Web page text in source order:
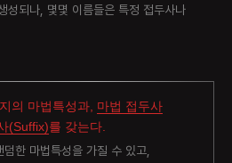
성되나, 몇몇 이름들은 특정 접두사나
의 마법특성과, 마법 접두사
(Suffix)를 갖는다.
한 마법특성을 가질 수 있고,